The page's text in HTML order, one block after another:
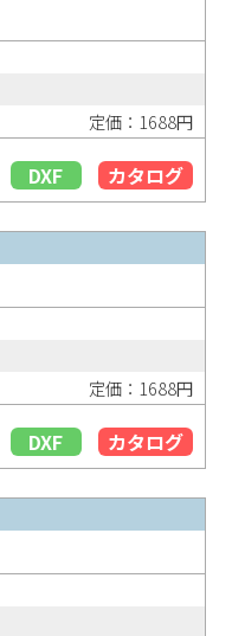
定価：1688円
DXF カタログ
定価：1688円
DXF カタログ